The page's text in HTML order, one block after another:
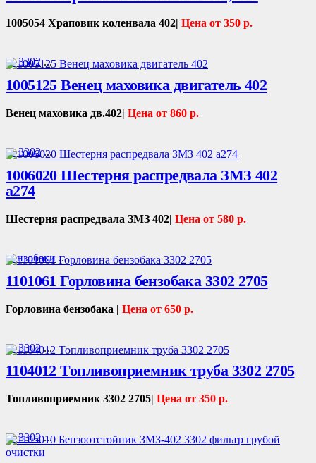
1005054 Храповик коленвала 402| Цена от 350 р.
Г- 3302...
1005125 Венец маховика двигатель 402
Венец маховика дв.402| Цена от 860 р.
Г- 3302...
1006020 Шестерня распредвала ЗМЗ 402
а274
Шестерня распредвала ЗМЗ 402| Цена от 580 р.
Бензобаки ...
1101061 Горловина бензобака 3302 2705
Горловина бензобака | Цена от 650 р.
Г- 3302...
1104012 Топливоприемник труба 3302 2705
Топливоприемник 3302 2705| Цена от 350 р.
Г- 3302...